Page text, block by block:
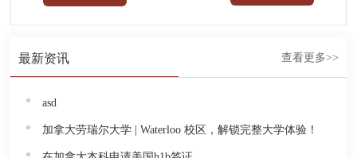
最新资讯 查看更多>>
asd
加拿大劳瑞尔大学 | Waterloo 校区，解锁完整大学体验！